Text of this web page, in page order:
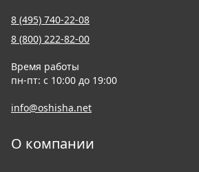
8 (495) 740-22-08
8 (800) 222-82-00
Время работы
пн-пт: с 10:00 до 19:00
info@oshisha.net
О компании